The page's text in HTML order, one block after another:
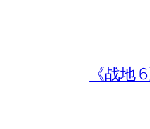
《战地